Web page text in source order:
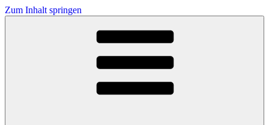
Zum Inhalt springen